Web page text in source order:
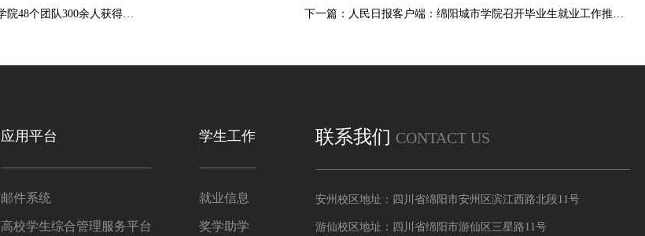
下一篇：人民日报客户端：绵阳城市学院召开毕业生就业工作推进会
上一篇：人民日报客户端：绵阳城市学院48个团队300余人获得学校微电影大赛奖励
应用平台
邮件系统
高校学生综合管理服务平台
学生工作
就业信息
奖学助学
联系我们 CONTACT US
安州校区地址：四川省绵阳市安州区滨江西路北段11号
游仙校区地址：四川省绵阳市游仙区三星路11号